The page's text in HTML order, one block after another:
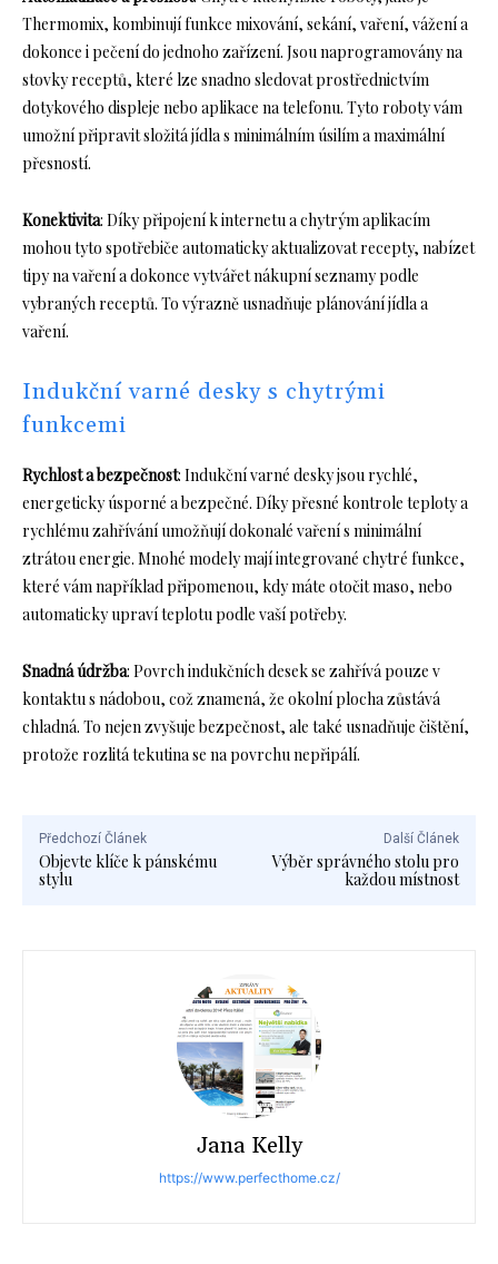
Thermomix, kombinují funkce mixování, sekání, vaření, vážení a
dokonce i pečení do jednoho zařízení. Jsou naprogramovány na
stovky receptů, které lze snadno sledovat prostřednictvím
dotykového displeje nebo aplikace na telefonu. Tyto roboty vám
umožní připravit složitá jídla s minimálním úsilím a maximální
přesností.
Konektivita: Díky připojení k internetu a chytrým aplikacím
mohou tyto spotřebiče automaticky aktualizovat recepty, nabízet
tipy na vaření a dokonce vytvářet nákupní seznamy podle
vybraných receptů. To výrazně usnadňuje plánování jídla a
vaření.
Indukční varné desky s chytrými
funkcemi
Rychlost a bezpečnost: Indukční varné desky jsou rychlé,
energeticky úsporné a bezpečné. Díky přesné kontrole teploty a
rychlému zahřívání umožňují dokonalé vaření s minimální
ztrátou energie. Mnohé modely mají integrované chytré funkce,
které vám například připomenou, kdy máte otočit maso, nebo
automaticky upraví teplotu podle vaší potřeby.
Snadná údržba: Povrch indukčních desek se zahřívá pouze v
kontaktu s nádobou, což znamená, že okolní plocha zůstává
chladná. To nejen zvyšuje bezpečnost, ale také usnadňuje čištění,
protože rozlitá tekutina se na povrchu nepřipálí.
Předchozí Článek
Objevte klíče k pánskému
stylu
Další Článek
Výběr správného stolu pro
každou místnost
Jana Kelly
https://www.perfecthome.cz/